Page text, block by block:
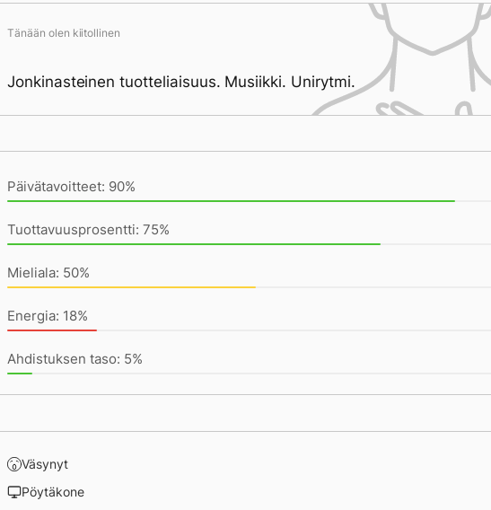
Tänään olen kiitollinen
Jonkinasteinen tuotteliaisuus. Musiikki. Unirytmi.
Päivätavoitteet: 90%
Tuottavuusprosentti: 75%
Mieliala: 50%
Energia: 18%
Ahdistuksen taso: 5%
Väsynyt
Pöytäkone
Miten päästää irti